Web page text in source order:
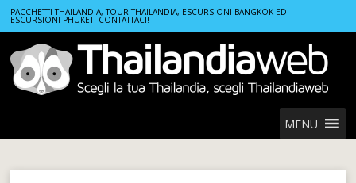
PACCHETTI THAILANDIA, TOUR THAILANDIA, ESCURSIONI BANGKOK ED
ESCURSIONI PHUKET: CONTATTACI!
MENU
Home Località Thailandia Phuket